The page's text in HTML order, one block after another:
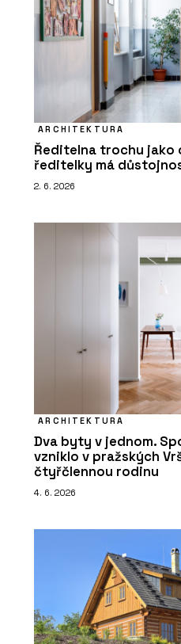
ARCHITEKTURA
Ředitelna trochu jako
ředitelky má
2. 6. 2026
ARCHITEKTURA
Dva byty v jednom.
vzniklo v pražských
čtyřčlennou rodinu
4. 6. 2026